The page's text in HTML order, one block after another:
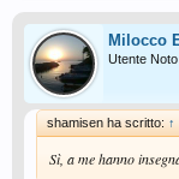
Milocco
Utente Noto
shamisen ha scritto: ↑
Sì, a me hanno